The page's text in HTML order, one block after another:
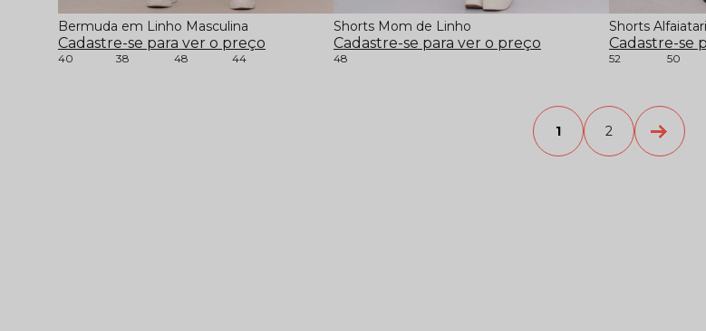
Bermuda em Linho Masculina
Cadastre-se para ver o preço
40 38 48 44
Shorts Mom de Linho
Cadastre-se para ver o preço
48
Shorts
Cadastre-se
52 50
1 2